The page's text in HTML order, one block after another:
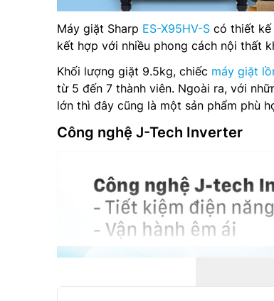
Máy giặt Sharp ES-X95HV-S có thiết kế
kết hợp với nhiều phong cách nội thất
Khối lượng giặt 9.5kg, chiếc máy giặt
từ 5 đến 7 thành viên. Ngoài ra, với
lớn thì đây cũng là một sản phẩm phù
Công nghệ J-Tech Inverter